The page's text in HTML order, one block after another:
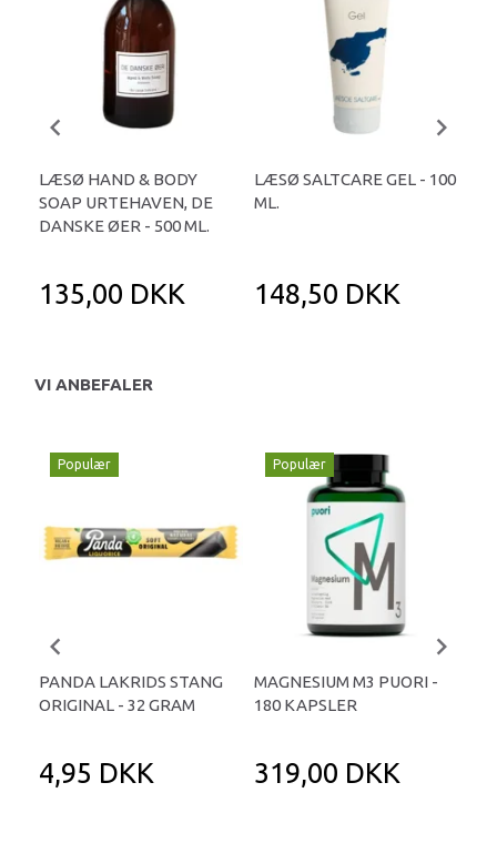
LÆSØ HAND & BODY
SOAP URTEHAVEN, DE
DANSKE ØER - 500 ML.
135,00 DKK
LÆSØ SALTCARE GEL - 100
ML.
148,50 DKK
VI ANBEFALER
Populær
PANDA LAKRIDS STANG
ORIGINAL - 32 GRAM
4,95 DKK
Populær
MAGNESIUM M3 PUORI -
180 KAPSLER
319,00 DKK